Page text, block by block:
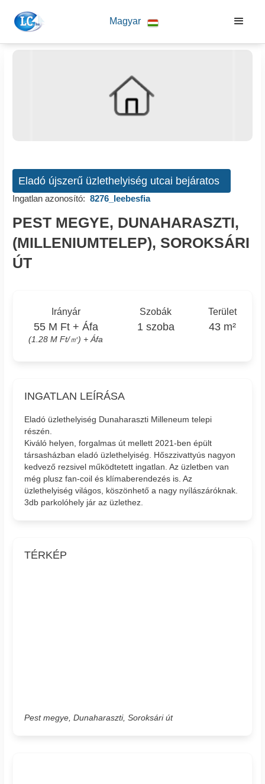
Magyar
Eladó újszerű üzlethelyiség utcai bejáratos
Ingatlan azonosító: 8276_leebesfia
PEST MEGYE, DUNAHARASZTI,
(MILLENIUMTELEP), SOROKSÁRI
ÚT
Irányár
55 M Ft + Áfa
(1.28 M Ft/㎡) + Áfa
Szobák
1 szoba
Terület
43 m²
INGATLAN LEÍRÁSA
Eladó üzlethelyiség Dunaharaszti Milleneum telepi
részén.
Kiváló helyen, forgalmas út mellett 2021-ben épült
társasházban eladó üzlethelyiség. Hőszzivattyús nagyon
kedvező rezsivel működtetett ingatlan. Az üzletben van
még plusz fan-coil és klímaberendezés is. Az
üzlethelyiség világos, köszönhető a nagy nyílászáróknak.
3db parkolóhely jár az üzlethez.
TÉRKÉP
Pest megye, Dunaharaszti, Soroksári út